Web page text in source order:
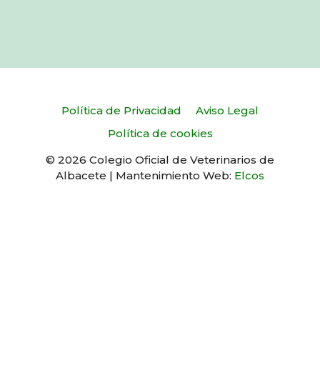
Política de Privacidad
Aviso Legal
Política de cookies
© 2026 Colegio Oficial de Veterinarios de
Albacete | Mantenimiento Web: Elcos